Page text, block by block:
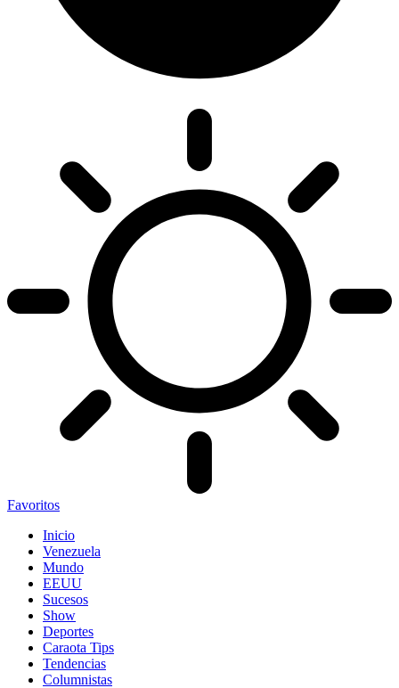
Favoritos
Inicio
Venezuela
Mundo
EEUU
Sucesos
Show
Deportes
Caraota Tips
Tendencias
Columnistas